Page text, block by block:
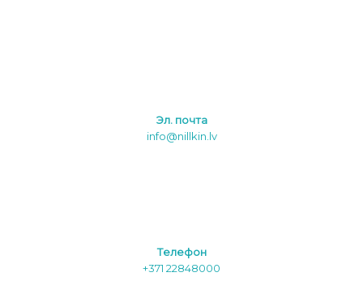
Эл. почта
info@nillkin.lv
Tелефон
+371 22848000